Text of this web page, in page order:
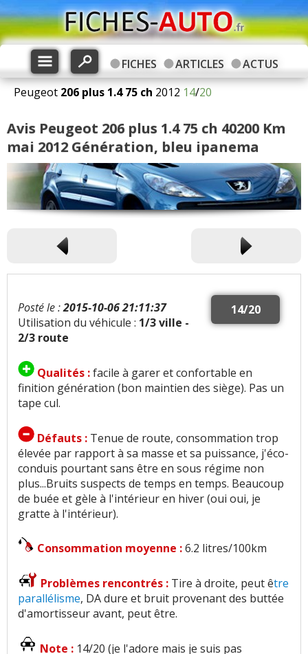
FICHES ARTICLES
ACTUS
Peugeot 206 plus 1.4 75 ch 2012 14/20
Avis Peugeot 206 plus 1.4 75 ch 40200 Km
mai 2012 Génération, bleu ipanema
14/20
Posté le :2015-10-06 21:11:37
Utilisation du véhicule : 1/3 ville -
2/3 route
Qualités :facile à garer et confortable en
finition génération (bon maintien des siège). Pas un
tape cul.
Défauts : Tenue de route, consommation trop
élevée par rapport à sa masse et sa puissance, j'éco-
conduis pourtant sans être en sous régime non
plus...Bruits suspects de temps en temps. Beaucoup
de buée et gèle à l'intérieur en hiver (oui oui, je
gratte à l'intérieur).
Consommation moyenne :6.2 litres/100km
Problèmes rencontrés : Tire à droite, peut être
parallélisme, DA dure et bruit provenant des buttée
d'amortisseur avant, peut être.
Note : 14/20 (je l'adore mais je suis pas